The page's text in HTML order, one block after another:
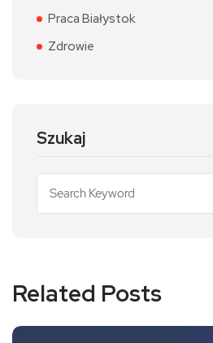
Praca Białystok
Zdrowie
Szukaj
Related Posts